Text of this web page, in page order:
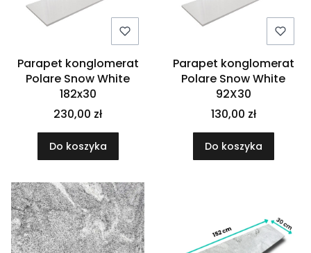
Parapet konglomerat
Polare Snow White
182x30
230,00 zł
Do koszyka
Parapet konglomerat
Polare Snow White
92X30
130,00 zł
Do koszyka